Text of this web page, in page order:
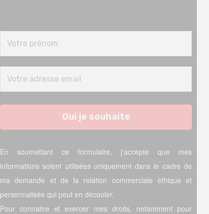
En soumettant ce formulaire, j'accepte que mes
informations soient utilisées uniquement dans le cadre de
ma demande et de la relation commerciale éthique et
personnalisée qui peut en découler.
Pour connaitre et exercer mes droits, notamment pour